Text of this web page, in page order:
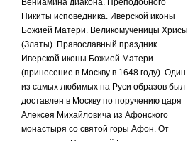
Вениамина диакона. Преподобного
Никиты испо­ведника. Иверской иконы
Божией Матери. Великомученицы Хрисы
(Златы). Православный праздник
Иверской иконы Божией Матери
(принесение в Москву в 1648 году). Один
из самых любимых на Руси образов был
доставлен в Москву по поручению царя
Алексея Михайловича из Афонского
монастыря со святой горы Афон. От